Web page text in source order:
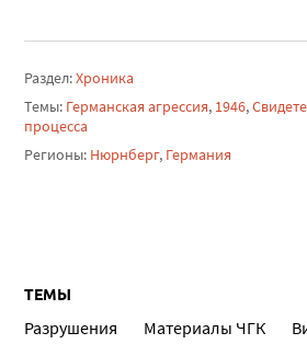
Раздел:Хроника
Темы: Германская агрессия, 1946,
процесса
Регионы: Нюрнберг, Германия
ТЕМЫ
Разрушения Материалы ЧГК